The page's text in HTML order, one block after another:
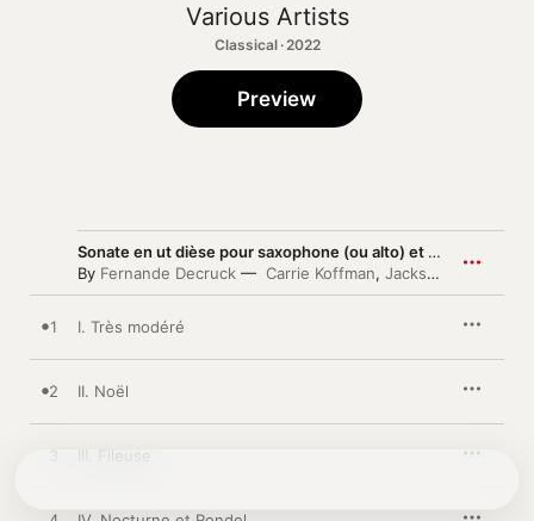
Various Artists
Classical · 2022
Preview
Sonate en ut dièse pour saxophone (ou alto) et orchestre
By Fernande Decruck Carrie Koffman, Jackson Symphony Orchestra
1 I. Très modéré
2 II. Noël
3 III. Fileuse